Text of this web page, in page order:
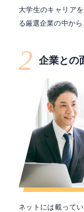
大学生のキャリア
る厳選企業の中か
2 企業との
ネットには載って